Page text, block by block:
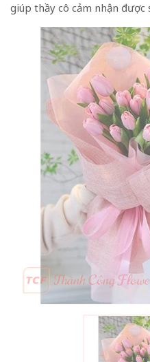
giúp thầy cô cảm nhận được